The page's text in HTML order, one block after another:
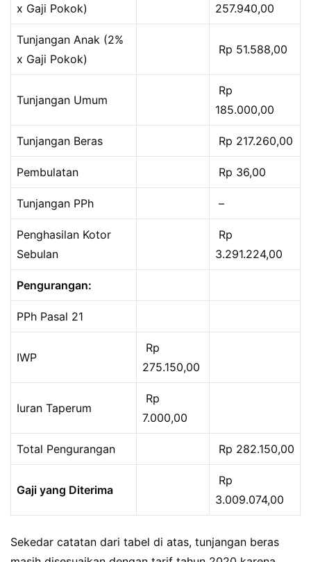
x Gaji Pokok)
257.940,00
Tunjangan Anak (2%
x Gaji Pokok)
Rp 51.588,00
Tunjangan Umum
Rp
185.000,00
Tunjangan Beras Rp 217.260,00
Pembulatan Rp 36,00
Tunjangan PPh –
Penghasilan Kotor
Sebulan
Rp
3.291.224,00
Pengurangan:
PPh Pasal 21
IWP
Rp
275.150,00
Iuran Taperum
Rp
7.000,00
Total Pengurangan Rp 282.150,00
Gaji yang Diterima
Rp
3.009.074,00
Sekedar catatan dari tabel di atas, tunjangan beras